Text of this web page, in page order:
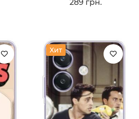
289 грн.
Хит